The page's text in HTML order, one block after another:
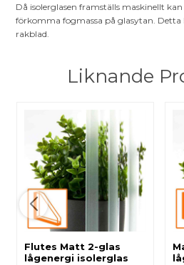
Då isolerglasen framställs maskinellt
förkomma fogmassa på glasytan. Detta
rakblad.
Liknande
Flutes Matt 2-glas
lågenergi isolerglas